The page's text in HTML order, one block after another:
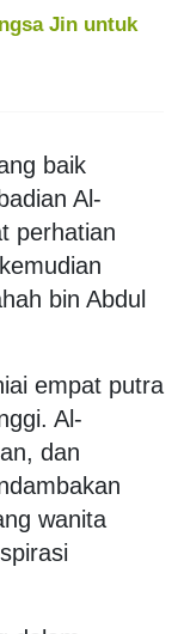
Jin untuk
baik
Al-
perhatian
bin Abdul
empat putra
Al-
dan
wanita